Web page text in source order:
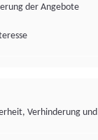
der Angebote
Verhinderung